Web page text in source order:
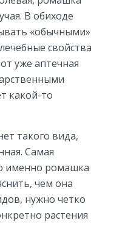
В обиходе
«обычными»
свойства
уже аптечная
какой-то
такого вида,
Самая
именно ромашка
чем она
нужно четко
растения